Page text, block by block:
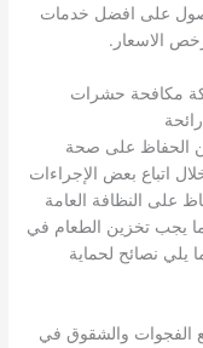
على افضل خدمات
الاسعار.
مكافحة حشرات
الحفاظ على صحة
اتباع بعض الإجراءات
على النظافة العامة
يجب تخزين الطعام في
يلي نصائح لحماية
الفجوات والشقوق في